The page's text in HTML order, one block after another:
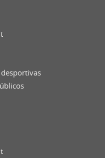
desportivas